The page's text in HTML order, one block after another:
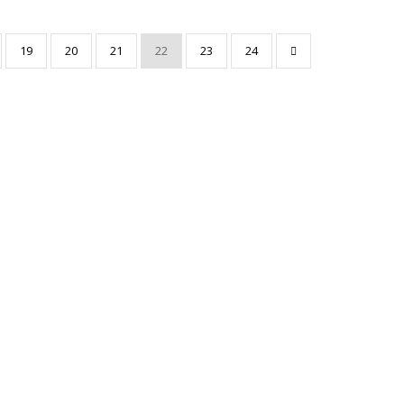
19 20 21 22 23 24